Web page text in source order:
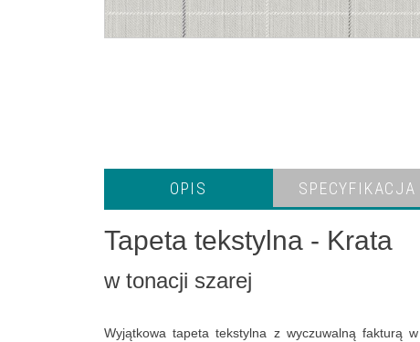
OPIS SPECYFIKACJA
Tapeta tekstylna - Krata
w tonacji szarej
Wyjątkowa tapeta tekstylna z wyczuwalną fakturą